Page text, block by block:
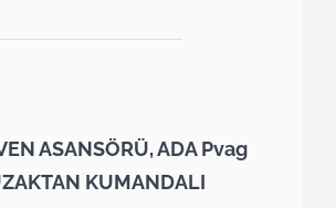
ASANSÖRÜ, ADA Pvag
KUMANDALI